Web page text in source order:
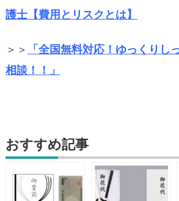
護士【費用とリスクとは】
＞＞
「全国無料対応！ゆっくりし
相談！！」
おすすめ記事